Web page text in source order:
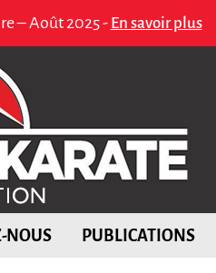
– Août 2025 - En savoir plus
NOUS PUBLICATIONS